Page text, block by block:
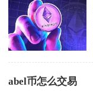
abel币怎么交易